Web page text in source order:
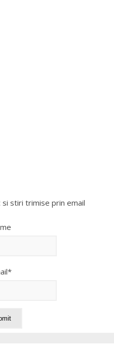
stiri trimise prin email